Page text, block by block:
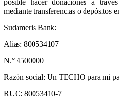
posible hacer donaciones a
mediante transferencias o depósitos
Sudameris Bank:
Alias: 800534107
N.° 4500000
Razón social: Un TECHO para mi
RUC: 80053410-7